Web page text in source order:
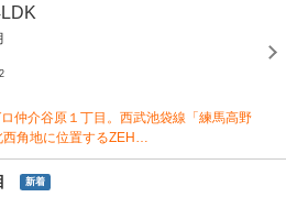
2
仲介谷原１丁目。西武池袋線「練馬高野
角地に位置するZEH…
新着